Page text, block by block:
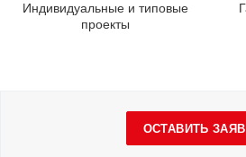
Индивидуальные и типовые
проекты
ОСТАВИТЬ